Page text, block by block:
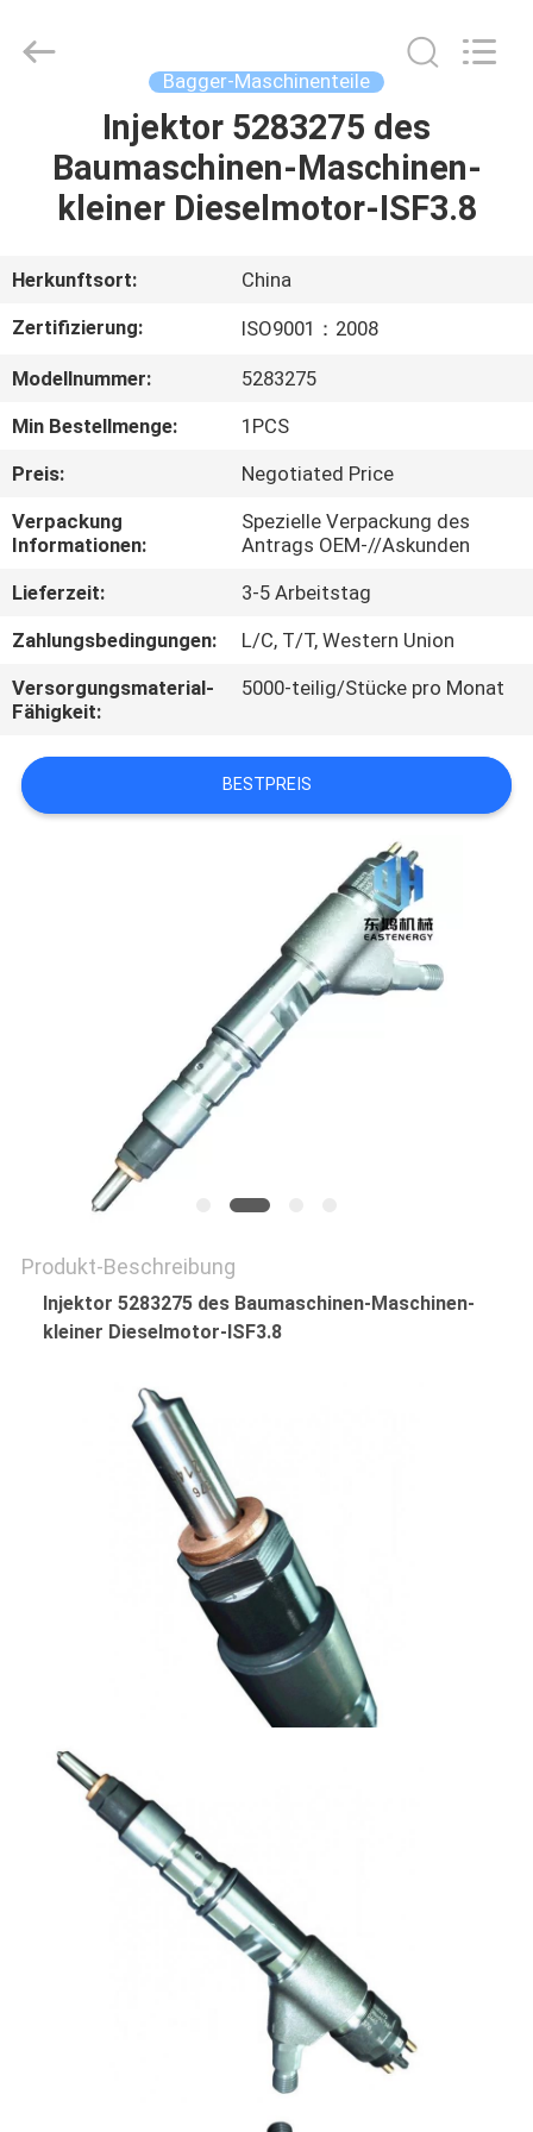
PRODUKTE
ÜBER
UNS
FABRIK-
AUSFLUG
QUALITÄTSKONTROLLE
SITEMAP
PRIVACY
POLICY
Services
Co.,Ltd..
Bagger-Maschinenteile
Injektor 5283275 des
Baumaschinen-Maschinen-
kleiner Dieselmotor-ISF3.8
Herkunftsort:
China
Zertifizierung:
ISO9001：2008
Modellnummer:
5283275
Min Bestellmenge:
1PCS
Preis:
Negotiated Price
Verpackung
Informationen:
Spezielle Verpackung des
Antrags OEM-//Askunden
Lieferzeit:
3-5 Arbeitstag
Zahlungsbedingungen:
L/C, T/T, Western Union
Versorgungsmaterial-
Fähigkeit:
5000-teilig/Stücke pro Monat
BESTPREIS
Produkt-Beschreibung
Injektor 5283275 des Baumaschinen-Maschinen-
kleiner Dieselmotor-ISF3.8